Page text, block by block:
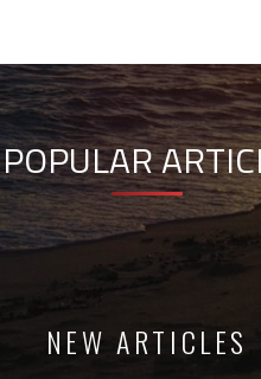
POPULAR
NEW ARTICLES